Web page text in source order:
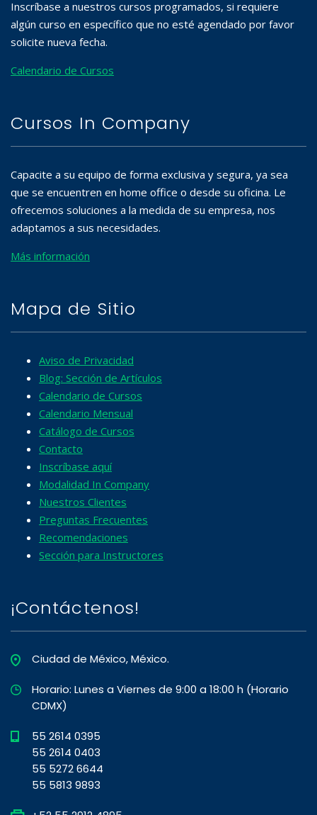
Inscríbase a nuestros cursos programados, si requiere
algún curso en específico que no esté agendado por favor
solicite nueva fecha.
Calendario de Cursos
Cursos In Company
Capacite a su equipo de forma exclusiva y segura, ya sea
que se encuentren en home office o desde su oficina. Le
ofrecemos soluciones a la medida de su empresa, nos
adaptamos a sus necesidades.
Más información
Mapa de Sitio
Aviso de Privacidad
Blog: Sección de Artículos
Calendario de Cursos
Calendario Mensual
Catálogo de Cursos
Contacto
Inscríbase aquí
Modalidad In Company
Nuestros Clientes
Preguntas Frecuentes
Recomendaciones
Sección para Instructores
¡Contáctenos!
Ciudad de México, México.
Horario: Lunes a Viernes de 9:00 a 18:00 h (Horario
CDMX)
55 2614 0395
55 2614 0403
55 5272 6644
55 5813 9893